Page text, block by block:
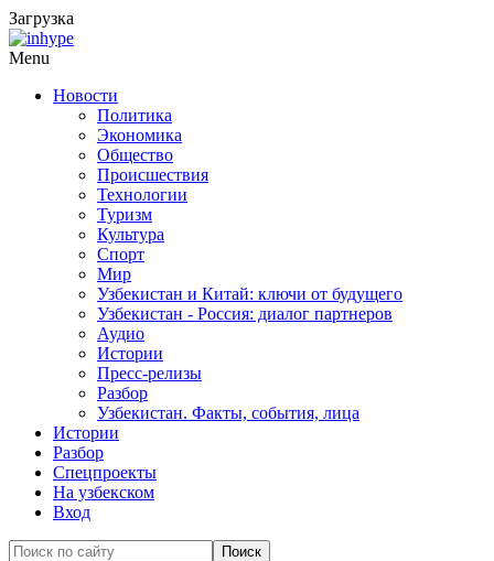
Загрузка
Menu
Новости
Политика
Экономика
Общество
Происшествия
Технологии
Туризм
Культура
Спорт
Мир
Узбекистан и Китай: ключи от будущего
Узбекистан - Россия: диалог партнеров
Аудио
Истории
Пресс-релизы
Разбор
Узбекистан. Факты, события, лица
Истории
Разбор
Спецпроекты
На узбекском
Вход